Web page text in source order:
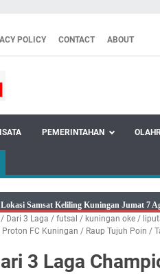
POLICY CONTACT ABOUT
PEMERINTAHAN
Samsat Keliling Kuningan Jumat 7
2026 Mobil SIM Keliling Ada di
Kelaparan Meskipun Memiliki
Waktu itu Bukan Cuma Kewajiban, Tapi
/ Dari 3 Laga / futsal / kuningan oke /
Proton FC Kuningan / Raup Tujuh Poin /
3 Laga